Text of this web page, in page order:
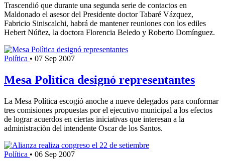
Trascendió que durante una segunda serie de contactos en
Maldonado el asesor del Presidente doctor Tabaré Vázquez,
Fabricio Siniscalchi, habrá de mantener reuniones con los ediles
Hebert Núñez, la doctora Florencia Beledo y Roberto Domínguez.
Política • 07 Sep 2007
Mesa Polìtica designó representantes
La Mesa Política escogió anoche a nueve delegados para conformar
tres comisiones propuestas por el ejecutivo municipal a los efectos
de lograr acuerdos en ciertas iniciativas que interesan a la
administraciòn del intendente Oscar de los Santos.
Política • 06 Sep 2007